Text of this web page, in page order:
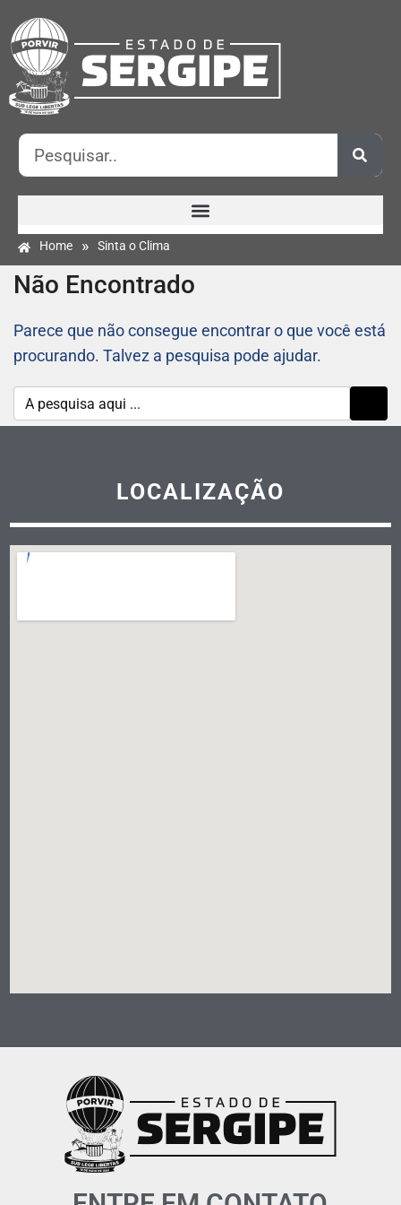
Home » Sinta o Clima
Não Encontrado
Parece que não consegue encontrar o que você está
procurando. Talvez a pesquisa pode ajudar.
LOCALIZAÇÃO